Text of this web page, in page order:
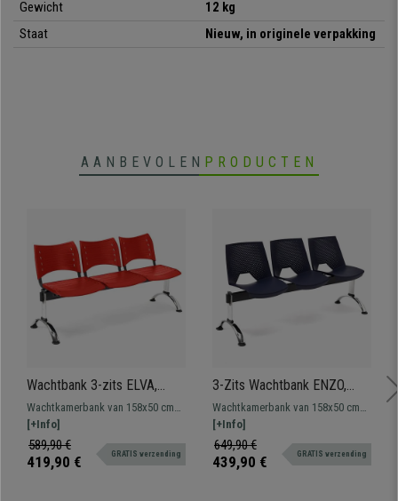
• Exclusief, modern en elegant ontwerp
Gewicht
12 kg
Staat
Nieuw, in originele verpakking
AANBEVOLEN PRODUCTEN
Wachtbank 3-zits ELVA,
Metalen Structuur, in Rood
kunststof
Wachtkamerbank van 158x50 cm
met metalen structuur en stevige
kunststof zittingen. Zeer resistent,
groot comfort. Verkrijgbaar in
[+Info]
589,90 €
419,90 € GRATIS verzending
3-Zits Wachtbank ENZO,
Metalen Structuur, Blauw
Kunststof
Wachtkamerbank van 158x50 cm
met metalen frame en
geperforeerde kunststof
designszittingen. Zeer resistent,
[+Info]
649,90 €
439,90 € GRATIS verzending